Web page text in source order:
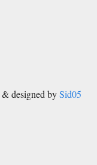
& designed bySid05